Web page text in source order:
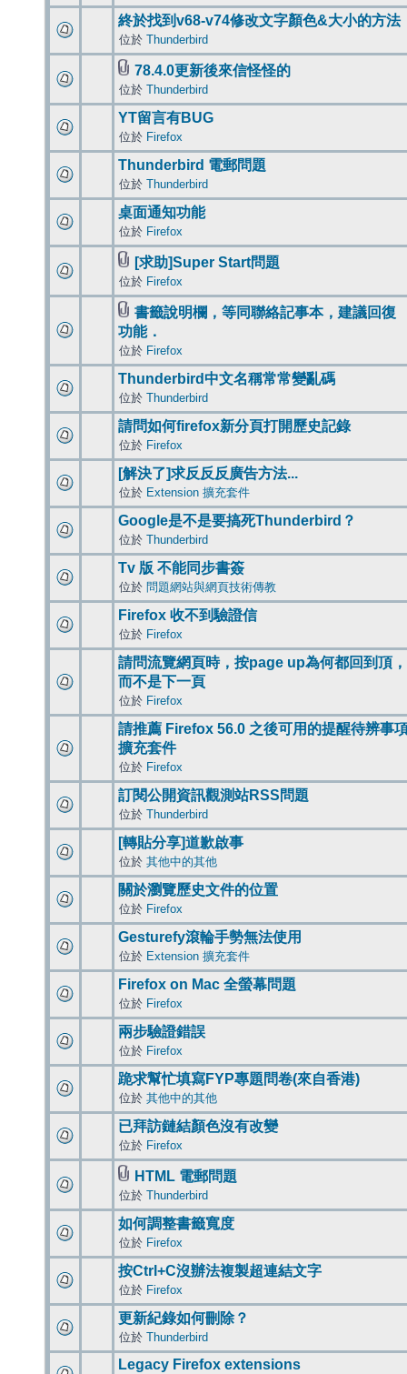
終於找到v68-v74修改文字顏色&大小的方法
位於 Thunderbird
78.4.0更新後來信怪怪的
位於 Thunderbird
YT留言有BUG
位於 Firefox
Thunderbird 電郵問題
位於 Thunderbird
桌面通知功能
位於 Firefox
[求助]Super Start問題
位於 Firefox
書籤說明欄，等同聯絡記事本，建議回復
功能．
位於 Firefox
Thunderbird中文名稱常常變亂碼
位於 Thunderbird
請問如何firefox新分頁打開歷史記錄
位於 Firefox
[解決了]求反反反廣告方法...
位於 Extension 擴充套件
Google是不是要搞死Thunderbird？
位於 Thunderbird
Tv 版 不能同步書簽
位於 問題網站與網頁技術傳教
Firefox 收不到驗證信
位於 Firefox
請問流覽網頁時，按page up為何都回到頂，
而不是下一頁
位於 Firefox
請推薦 Firefox 56.0 之後可用的提醒待辨事
擴充套件
位於 Firefox
訂閱公開資訊觀測站RSS問題
位於 Thunderbird
[轉貼分享]道歉啟事
位於 其他中的其他
關於瀏覽歷史文件的位置
位於 Firefox
Gesturefy滾輪手勢無法使用
位於 Extension 擴充套件
Firefox on Mac 全螢幕問題
位於 Firefox
兩步驗證錯誤
位於 Firefox
跪求幫忙填寫FYP專題問卷(來自香港)
位於 其他中的其他
已拜訪鏈結顏色沒有改變
位於 Firefox
HTML 電郵問題
位於 Thunderbird
如何調整書籤寬度
位於 Firefox
按Ctrl+C沒辦法複製超連結文字
位於 Firefox
更新紀錄如何刪除？
位於 Thunderbird
Legacy Firefox extensions